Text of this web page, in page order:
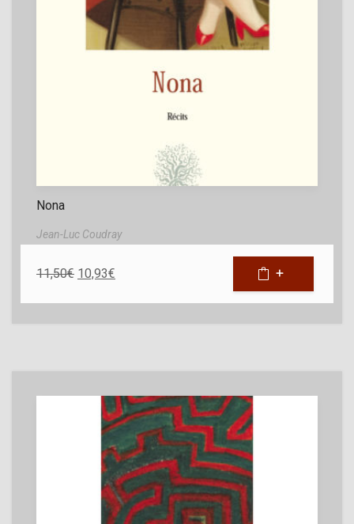
Nona
Jean-Luc Coudray
11,50€ 10,93€